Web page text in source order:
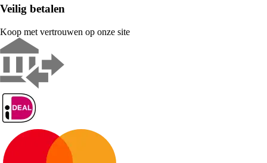
Veilig betalen
Koop met vertrouwen op onze site